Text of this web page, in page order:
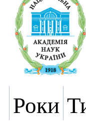
Роки